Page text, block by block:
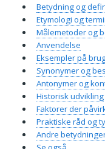
Betydning og
Etymologi og
Målemetoder og
Anvendelse
Eksempler på
Synonymer og
Antonymer og
Historisk udvikling
Faktorer der
Praktiske råd og
Andre betydninger